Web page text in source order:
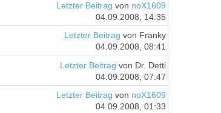
Letzter Beitrag von noX1609
04.09.2008, 14:35
Letzter Beitrag von Franky
04.09.2008, 08:41
Letzter Beitrag von Dr. Detti
04.09.2008, 07:47
Letzter Beitrag von noX1609
04.09.2008, 01:33